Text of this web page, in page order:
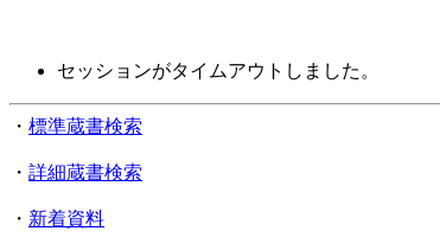
セッションがタイムアウトしました。
・ 標準蔵書検索
・ 詳細蔵書検索
・ 新着資料